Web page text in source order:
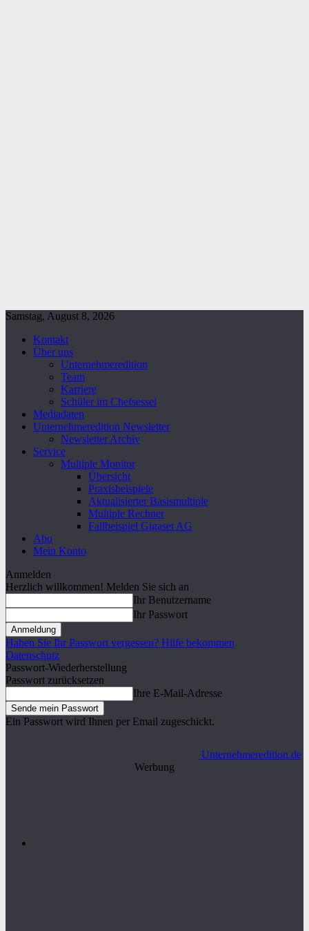
Samstag, August 8, 2026
Kontakt
Über uns
Unternehmeredition
Team
Karriere
Schüler im Chefsessel
Mediadaten
Unternehmeredition Newsletter
Newsletter Archiv
Service
Multiple Monitor
Übersicht
Praxisbeispiele
Aktualisierter Basismultiple
Multiple Rechner
Fallbeispiel Gigaset AG
Abo
Mein Konto
Anmelden
Herzlich willkommen! Melden Sie sich an
Ihr Benutzername
Ihr Passwort
Haben Sie Ihr Passwort vergessen? Hilfe bekommen
Datenschutz
Passwort-Wiederherstellung
Passwort zurücksetzen
Ihre E-Mail-Adresse
Ein Passwort wird Ihnen per Email zugeschickt.
Unternehmeredition.de
Werbung